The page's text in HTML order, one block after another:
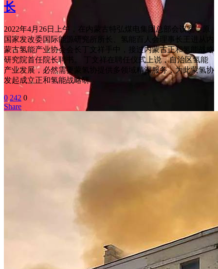
长
2022年4月26日上午，在内蒙古特弘煤电集团总部会议室，原
国家发改委国际能源研究所所长、氢能百人会理事长王进从内
蒙古氢能产业协会会长丁文祥手中，接过内蒙古正和氢能战略
研究院首任院长聘书。 丁文祥在聘任仪式上说，自治区氢能
产业发展，必然需要蒙氢协提供多领域精深服务，为此蒙氢协
发起成立正和氢能战略研
0 242 0
Share